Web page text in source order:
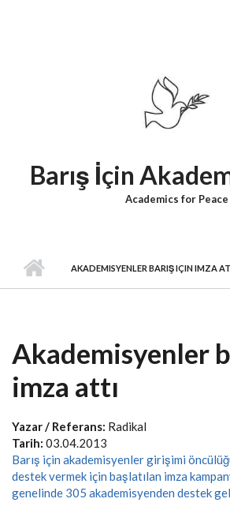
Barış İçin
Academics for Peace
AKADEMISYENLER BARIŞ IÇIN IMZA
Akademisyenler
imza attı
Yazar / Referans: Radikal
Tarih: 03.04.2013
Barış için akademisyenler girişimi
destek vermek için başlatılan imza
genelinde 305 akademisyenden destek